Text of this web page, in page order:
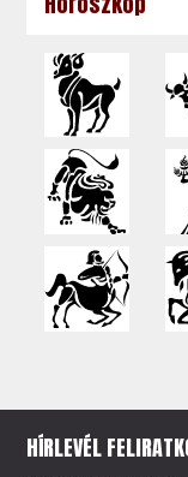
HÍRLEVÉL